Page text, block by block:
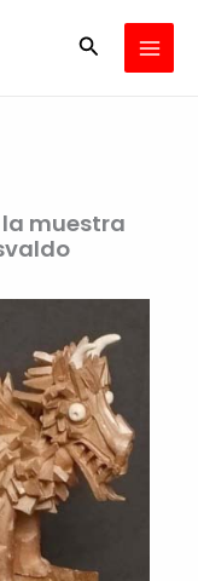
Buscar
la muestra